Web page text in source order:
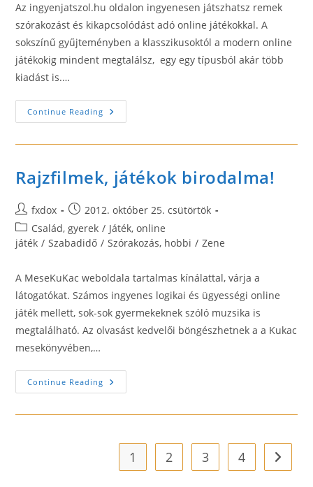
Az ingyenjatszol.hu oldalon ingyenesen játszhatsz remek
szórakozást és kikapcsolódást adó online játékokkal. A
sokszínű gyűjteményben a klasszikusoktól a modern online
játékokig mindent megtalálsz, egy egy típusból akár több
kiadást is.…
Continue Reading Ingyenjátszol.hu
–
Játék
Rajzfilmek, játékok birodalma!
Post
author:
fxdox
Post
published:
2012. október 25. csütörtök
Post
category:
Család, gyerek / Játék, online
játék / Szabadidő / Szórakozás, hobbi / Zene
A MeseKuKac weboldala tartalmas kínálattal, várja a
látogatókat. Számos ingyenes logikai és ügyességi online
játék mellett, sok-sok gyermekeknek szóló muzsika is
megtalálható. Az olvasást kedvelői böngészhetnek a a Kukac
mesekönyvében,…
Continue Reading Rajzfilmek,
Játékok
1 2 3 4 Go to